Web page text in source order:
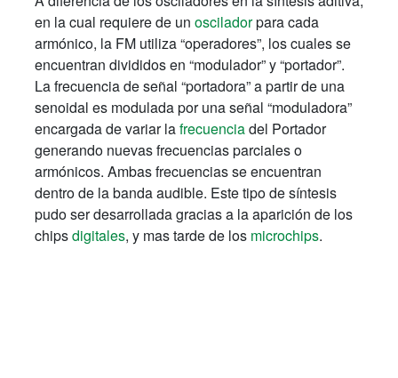
en la cual requiere de un osciladorpara cada
armónico, la FM utiliza “operadores”, los cuales se
encuentran divididos en “modulador” y “portador”.
La frecuencia de señal “portadora” a partir de una
senoidal es modulada por una señal “moduladora”
encargada de variar lafrecuenciadel Portador
generando nuevas frecuencias parciales o
armónicos. Ambas frecuencias se encuentran
dentro de la banda audible. Este tipo de síntesis
pudo ser desarrollada gracias a la aparición de los
chipsdigitales, y mas tarde de los microchips.